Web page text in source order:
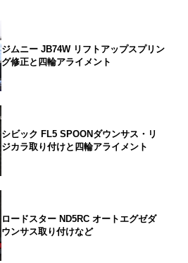
ジムニー JB74W リフトアップスプリン
グ修正と四輪アライメント
シビック FL5 SPOONダウンサス・リ
ジカラ取り付けと四輪アライメント
ロードスター ND5RC オートエグゼダ
ウンサス取り付けなど